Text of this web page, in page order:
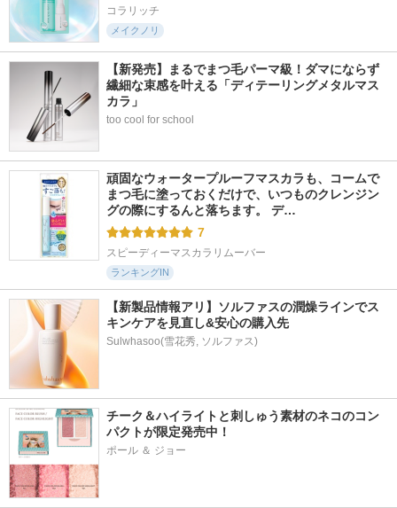
コラリッチ
メイクノリ
【新発売】まるでまつ毛パーマ級！ダマにならず
繊細な束感を叶える「ディテーリングメタルマス
カラ」
too cool for school
頑固なウォータープルーフマスカラも、コームで
まつ毛に塗っておくだけで、いつものクレンジン
グの際にするんと落ちます。 デ…
7
スピーディーマスカラリムーバー
ランキングIN
【新製品情報アリ】ソルファスの潤燥ラインでス
キンケアを見直し&安心の購入先
Sulwhasoo(雪花秀, ソルファス)
チーク＆ハイライトと刺しゅう素材のネコのコン
パクトが限定発売中！
ポール ＆ ジョー